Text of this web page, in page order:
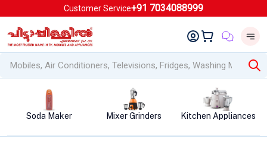
Customer Service+91 7034088999
Mixer Grinders Kitchen Appliances Air Conditioners